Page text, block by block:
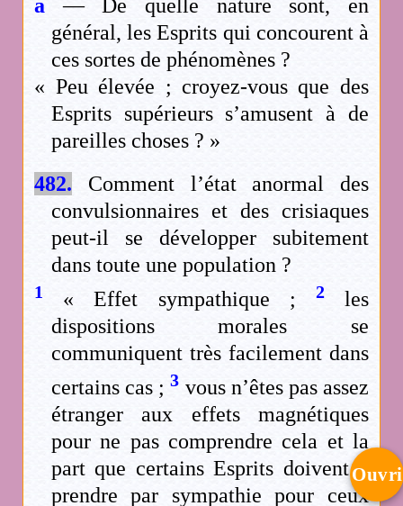
a — De quelle nature sont, en
général, les Esprits qui concourent à
ces sortes de phénomènes ?
« Peu élevée ; croyez-vous que des
Esprits supérieurs s’amusent à de
pareilles choses ? »
482. Comment l’état anormal des
convulsionnaires et des crisiaques
peut-il se développer subitement
dans toute une population ?
1 « Effet sympathique ; 2les
dispositions morales se
communiquent très facilement dans
certains cas ;3 vous n’êtes pas assez
étranger aux effets magnétiques
pour ne pas comprendre cela et la
part que certains Esprits doivent y
prendre par sympathie pour ceux